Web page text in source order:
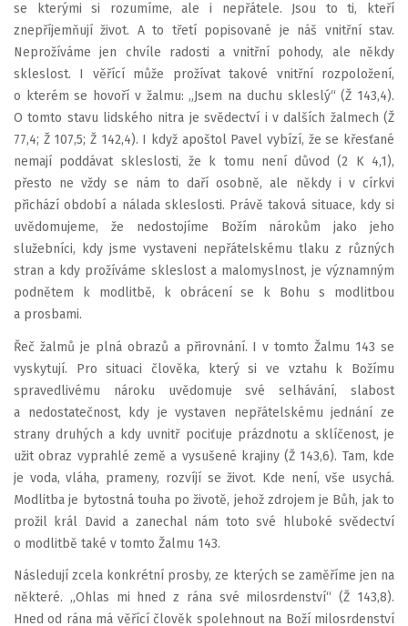
se kterými si rozumíme, ale i nepřátele. Jsou to ti, kteří
znepříjemňují život. A to třetí popisované je náš vnitřní stav.
Neprožíváme jen chvíle radosti a vnitřní pohody, ale někdy
skleslost. I věřící může prožívat takové vnitřní rozpoložení,
o kterém se hovoří v žalmu: „Jsem na duchu skleslý“ (Ž 143,4).
O tomto stavu lidského nitra je svědectví i v dalších žalmech (Ž
77,4; Ž 107,5; Ž 142,4). I když apoštol Pavel vybízí, že se křesťané
nemají poddávat skleslosti, že k tomu není důvod (2 K 4,1),
přesto ne vždy se nám to daří osobně, ale někdy i v církvi
přichází období a nálada skleslosti. Právě taková situace, kdy si
uvědomujeme, že nedostojíme Božím nárokům jako jeho
služebníci, kdy jsme vystaveni nepřátelskému tlaku z různých
stran a kdy prožíváme skleslost a malomyslnost, je významným
podnětem k modlitbě, k obrácení se k Bohu s modlitbou
a prosbami.
Řeč žalmů je plná obrazů a přirovnání. I v tomto Žalmu 143 se
vyskytují. Pro situaci člověka, který si ve vztahu k Božímu
spravedlivému nároku uvědomuje své selhávání, slabost
a nedostatečnost, kdy je vystaven nepřátelskému jednání ze
strany druhých a kdy uvnitř pociťuje prázdnotu a sklíčenost, je
užit obraz vyprahlé země a vysušené krajiny (Ž 143,6). Tam, kde
je voda, vláha, prameny, rozvíjí se život. Kde není, vše usychá.
Modlitba je bytostná touha po životě, jehož zdrojem je Bůh, jak to
prožil král David a zanechal nám toto své hluboké svědectví
o modlitbě také v tomto Žalmu 143.
Následují zcela konkrétní prosby, ze kterých se zaměříme jen na
některé. „Ohlas mi hned z rána své milosrdenství“ (Ž 143,8).
Hned od rána má věřící člověk spolehnout na Boží milosrdenství